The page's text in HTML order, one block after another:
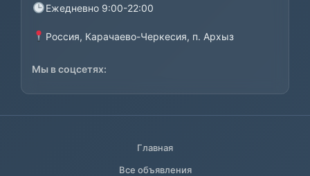
Ежедневно 9:00-22:00
Россия, Карачаево-Черкесия, п. Архыз
Мы в соцсетях:
Главная
Все объявления